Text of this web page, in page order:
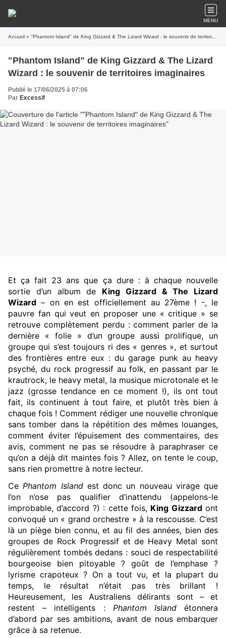
MENU
Accueil » "Phantom Island" de King Gizzard & The Lizard Wizard : le souvenir de territoires imaginaires
"Phantom Island" de King Gizzard & The Lizard
Wizard : le souvenir de territoires imaginaires
Publié le 17/06/2025 à 07:06
Par Excessif
Et ça fait 23 ans que ça dure : à chaque nouvelle
sortie d’un album de
King Gizzard & The Lizard
Wizard – on en est officiellement au 27ème ! -, le
pauvre fan qui veut en proposer une « critique » se
retrouve complètement perdu : comment parler de la
dernière « folie » d’un groupe aussi prolifique, un
groupe qui s’est toujours ri des « genres », et surtout
des frontières entre eux : du garage punk au heavy
psyché, du rock progressif au folk, en passant par le
krautrock, le heavy metal, la musique microtonale et le
jazz (grosse tendance en ce moment !), ils ont tout
fait, ils continuent à tout faire, et plutôt très bien à
chaque fois ! Comment rédiger une nouvelle chronique
sans tomber dans la répétition des mêmes louanges,
comment éviter l’épuisement des commentaires, des
avis, comment ne pas se résoudre à paraphraser ce
qu’on a déjà dit maintes fois ? Allez, on tente le coup,
sans rien promettre à notre lecteur.
Ce Phantom Island est donc un nouveau virage que
l’on n’ose pas qualifier d’inattendu (appelons-le
improbable, d’accord ?) : cette fois, King Gizzard ont
convoqué un « grand orchestre » à la rescousse. C’est
là un piège bien connu, et au fil des années, bien des
groupes de Rock Progressif et de Heavy Metal sont
régulièrement tombés dedans : souci de respectabilité
bourgeoise bien pitoyable ? goût de l’emphase ?
lyrisme crapoteux ? On a tout vu, et la plupart du
temps, le résultat n’était pas très brillant !
Heureusement, les Australiens délirants sont – et
restent – intelligents :
Phantom Island
étonnera
d’abord par ses ambitions, avant de nous embarquer
grâce à sa retenue.